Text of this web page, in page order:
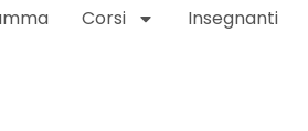
Corsi Insegnanti